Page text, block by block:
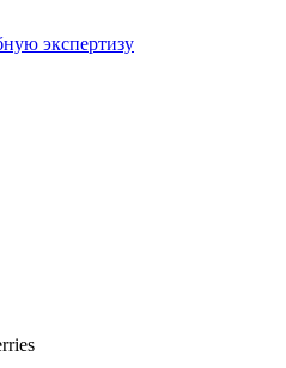
экспертизу